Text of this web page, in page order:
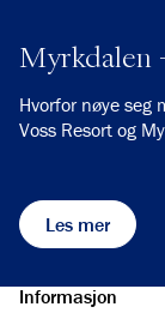
Myrkdalen
Hvorfor nøye seg
Voss Resort og
Les mer
Informasjon